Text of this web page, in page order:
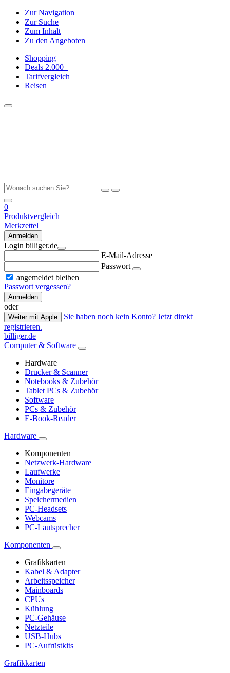
Zur Navigation
Zur Suche
Zum Inhalt
Zu den Angeboten
Shopping
Deals 2.000+
Tarifvergleich
Reisen
0
Produktvergleich
Merkzettel
Anmelden
Login billiger.de
E-Mail-Adresse
Passwort
angemeldet bleiben
Passwort vergessen?
Anmelden
oder
Weiter mit Apple
Sie haben noch kein Konto? Jetzt direkt
registrieren.
billiger.de
Computer & Software
Hardware
Drucker & Scanner
Notebooks & Zubehör
Tablet PCs & Zubehör
Software
PCs & Zubehör
E-Book-Reader
Hardware
Komponenten
Netzwerk-Hardware
Laufwerke
Monitore
Eingabegeräte
Speichermedien
PC-Headsets
Webcams
PC-Lautsprecher
Komponenten
Grafikkarten
Kabel & Adapter
Arbeitsspeicher
Mainboards
CPUs
Kühlung
PC-Gehäuse
Netzteile
USB-Hubs
PC-Aufrüstkits
Grafikkarten